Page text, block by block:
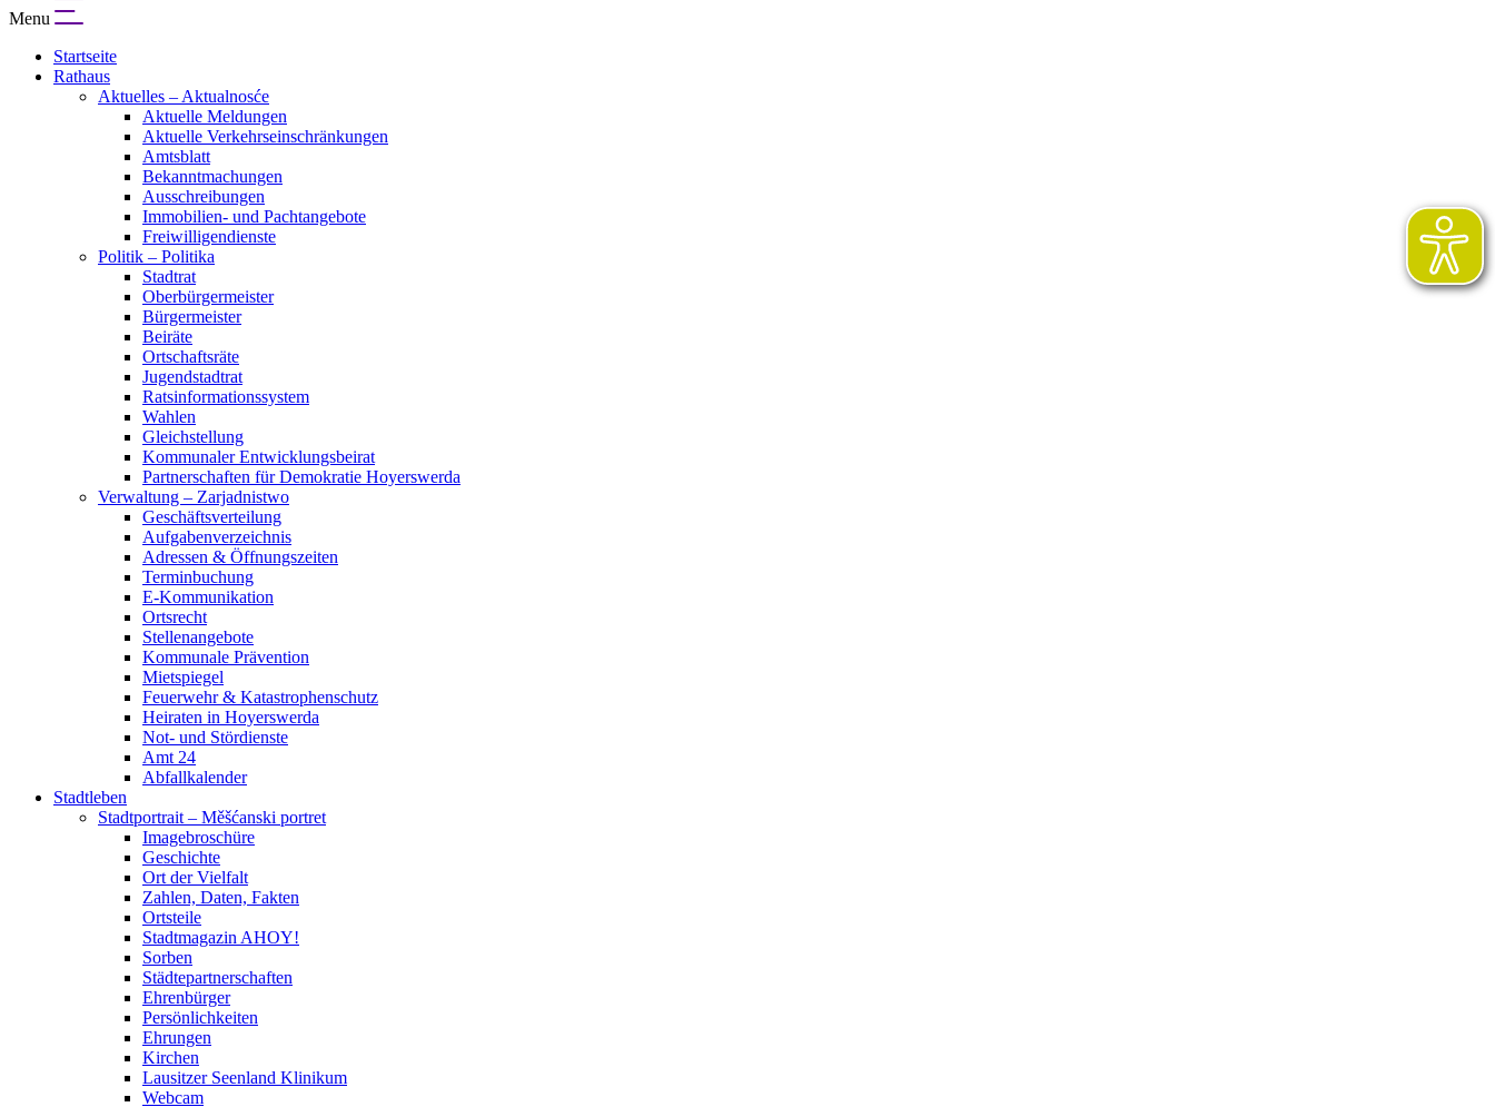
Menu
Startseite
Rathaus
Aktuelles – Aktualnosće
Aktuelle Meldungen
Aktuelle Verkehrseinschränkungen
Amtsblatt
Bekanntmachungen
Ausschreibungen
Immobilien- und Pachtangebote
Freiwilligendienste
Politik – Politika
Stadtrat
Oberbürgermeister
Bürgermeister
Beiräte
Ortschaftsräte
Jugendstadtrat
Ratsinformationssystem
Wahlen
Gleichstellung
Kommunaler Entwicklungsbeirat
Partnerschaften für Demokratie Hoyerswerda
Verwaltung – Zarjadnistwo
Geschäftsverteilung
Aufgabenverzeichnis
Adressen & Öffnungszeiten
Terminbuchung
E-Kommunikation
Ortsrecht
Stellenangebote
Kommunale Prävention
Mietspiegel
Feuerwehr & Katastrophenschutz
Heiraten in Hoyerswerda
Not- und Stördienste
Amt 24
Abfallkalender
Stadtleben
Stadtportrait – Měšćanski portret
Imagebroschüre
Geschichte
Ort der Vielfalt
Zahlen, Daten, Fakten
Ortsteile
Stadtmagazin AHOY!
Sorben
Städtepartnerschaften
Ehrenbürger
Persönlichkeiten
Ehrungen
Kirchen
Lausitzer Seenland Klinikum
Webcam